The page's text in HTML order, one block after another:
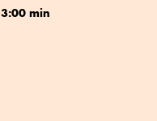
3:00 min